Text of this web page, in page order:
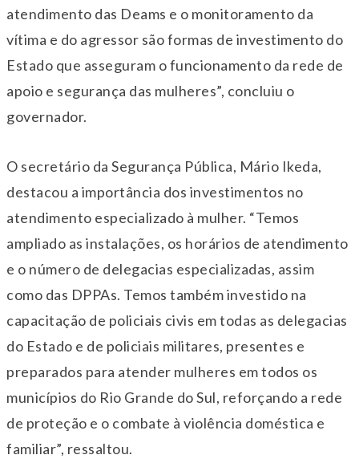
atendimento das Deams e o monitoramento da
vítima e do agressor são formas de investimento do
Estado que asseguram o funcionamento da rede de
apoio e segurança das mulheres”, concluiu o
governador.
O secretário da Segurança Pública, Mário Ikeda,
destacou a importância dos investimentos no
atendimento especializado à mulher. “Temos
ampliado as instalações, os horários de atendimento
e o número de delegacias especializadas, assim
como das DPPAs. Temos também investido na
capacitação de policiais civis em todas as delegacias
do Estado e de policiais militares, presentes e
preparados para atender mulheres em todos os
municípios do Rio Grande do Sul, reforçando a rede
de proteção e o combate à violência doméstica e
familiar”, ressaltou.